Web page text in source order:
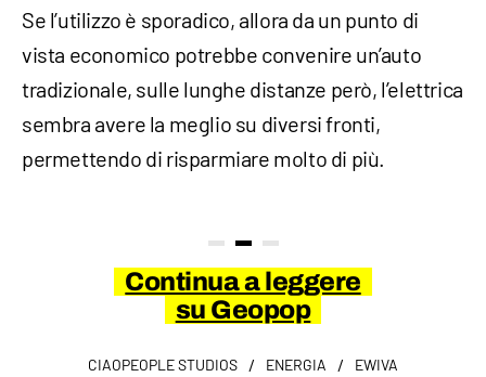
Se l’utilizzo è sporadico, allora da un punto di
vista economico potrebbe convenire un’auto
tradizionale, sulle lunghe distanze però, l’elettrica
sembra avere la meglio su diversi fronti,
permettendo di risparmiare molto di più.
Continua a leggere
su Geopop
CIAOPEOPLE STUDIOS / ENERGIA / EWIVA